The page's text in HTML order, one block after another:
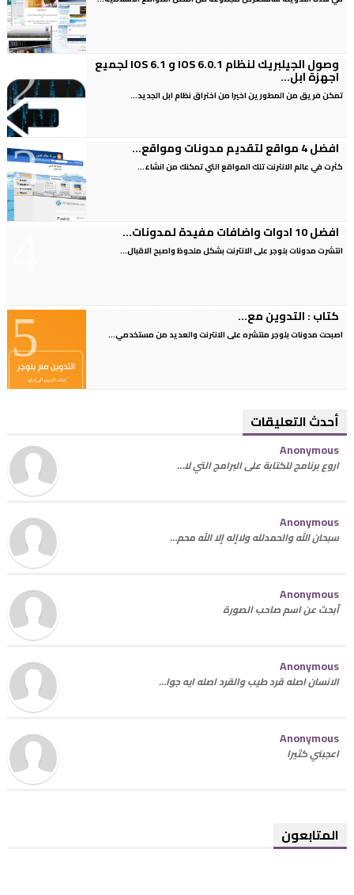
وصول الجيلبريك لنظام IOS 6.0.1 و IOS 6.1 لجميع
اجهزة ابل...
تمكن فريق من المطورين اخيرا من اختراق نظام ابل الجديد...
افضل 4 مواقع لتقديم مدونات ومواقع...
كثرت في عالم الانترنت تلك المواقع التي تمكنك من انشاء...
افضل 10 ادوات واضافات مفيدة لمدونات...
انتشرت مدونات بلوجر على الانترنت بشكل ملحوظ واصبح الاقبال...
كتاب : التدوين مع...
اصبحت مدونات بلوجر منتشره على الانترنت والعديد من مستخدمي...
أحدث التعليقات
Anonymous
اروع برنامج للكتابة على البرامج التي لا…
Anonymous
سبحان الله والحمدلله ولاإله إلا الله محم…
Anonymous
أبحث عن اسم صاحب الصورة
Anonymous
الانسان اصله قرد طيب والقرد اصله ايه جوا…
Anonymous
اعجبني كثيرا
المتابعون